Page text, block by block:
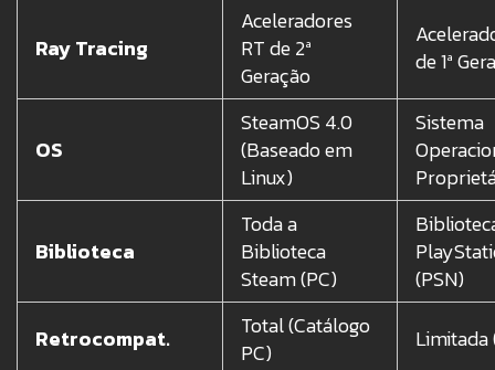
Ray Tracing
Aceleradores
RT de 2ª
Geração
de 1ª
OS
SteamOS 4.0
(Baseado em
Linux)
Sistema
Biblioteca
Toda a
Biblioteca
Steam (PC)
(PSN)
Retrocompat.
Total (Catálogo
PC)
Limitada